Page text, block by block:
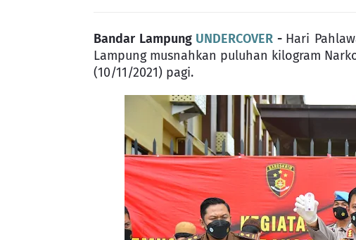
Bandar Lampung UNDERCOVER - Hari
Lampung musnahkan puluhan kilogram
(10/11/2021) pagi.